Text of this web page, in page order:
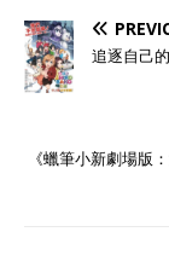
追逐自己
《蠟筆小新劇場版